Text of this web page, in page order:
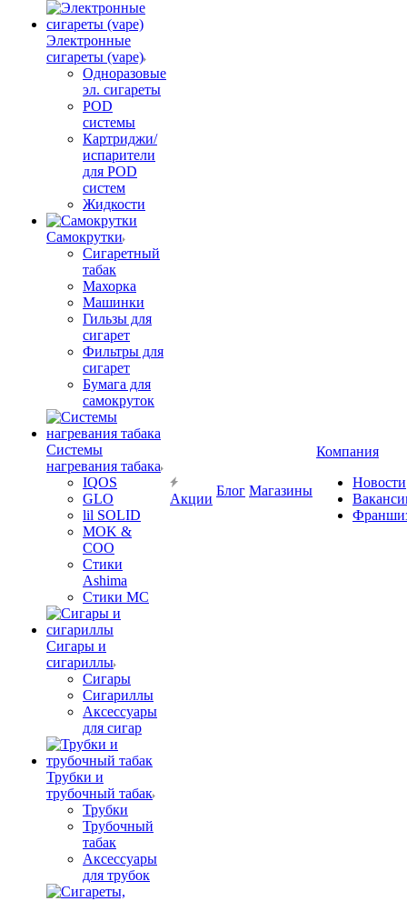
Электронные
сигареты (vape)
Одноразовые
эл. сигареты
POD
системы
Картриджи/
испарители
для POD
систем
Жидкости
Самокрутки
Сигаретный
табак
Махорка
Машинки
Гильзы для
сигарет
Фильтры для
сигарет
Бумага для
самокруток
Системы
нагревания табака
IQOS
GLO
lil SOLID
MOK &
COO
Стики
Ashima
Стики MC
Сигары и
сигариллы
Сигары
Сигариллы
Аксессуары
для сигар
Трубки и
трубочный табак
Трубки
Трубочный
табак
Аксессуары
для трубок
Акции
Блог Магазины
Компания
Новости